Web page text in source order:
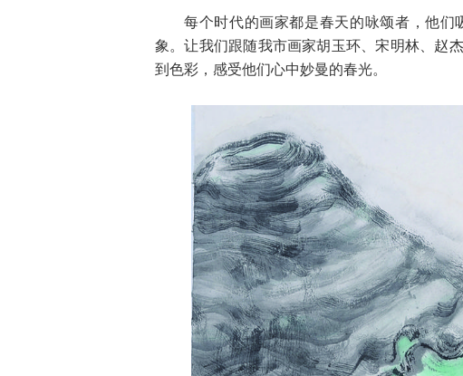
每个时代的画家都是春天的咏颂者，他
象。让我们跟随我市画家胡玉环、宋明林、赵
到色彩，感受他们心中妙曼的春光。